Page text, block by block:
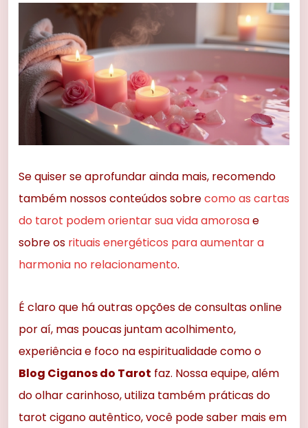
Se quiser se aprofundar ainda mais, recomendo
também nossos conteúdos sobrecomo as cartas
do tarot podem orientar sua vida amorosae
sobre os rituais energéticos para aumentar a
harmonia no relacionamento.
É claro que há outras opções de consultas online
por aí, mas poucas juntam acolhimento,
experiência e foco na espiritualidade como o
Blog Ciganos do Tarot faz. Nossa equipe, além
do olhar carinhoso, utiliza também práticas do
tarot cigano autêntico, você pode saber mais em